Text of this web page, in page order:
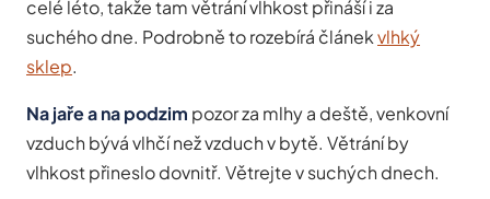
celé léto, takže tam větrání vlhkost přináší i za
suchého dne. Podrobně to rozebírá článekvlhký
sklep.
Na jaře a na podzim pozor za mlhy a deště, venkovní
vzduch bývá vlhčí než vzduch v bytě. Větrání by
vlhkost přineslo dovnitř. Větrejte v suchých dnech.